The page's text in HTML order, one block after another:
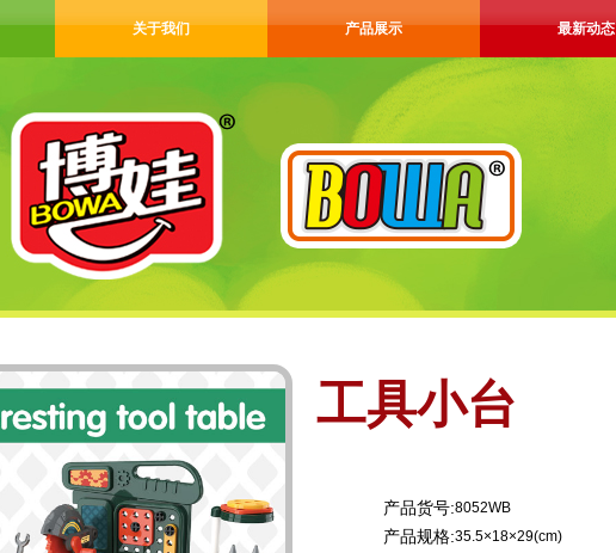
关于我们 产品展示 最新动态
工具小台
产品货号:8052WB
产品规格:35.5×18×29(cm)